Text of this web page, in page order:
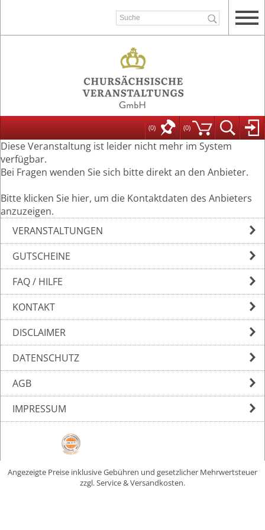
(0) (0)
Diese Veranstaltung ist leider nicht mehr im System
verfügbar.
Bei Fragen wenden Sie sich bitte direkt an den Anbieter.
Bitte klicken Sie hier, um die Kontaktdaten des Anbieters
anzuzeigen.
VERANSTALTUNGEN
GUTSCHEINE
FAQ / HILFE
KONTAKT
DISCLAIMER
DATENSCHUTZ
AGB
IMPRESSUM
Angezeigte Preise inklusive Gebühren und gesetzlicher Mehrwertsteuer
zzgl. Service & Versandkosten.